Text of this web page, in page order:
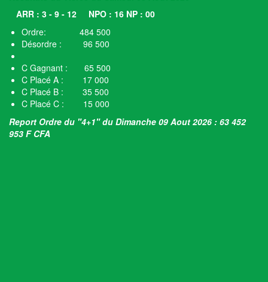
ARR : 3 - 9 - 12 NPO : 16 NP : 00
Ordre: 484 500
Désordre : 96 500
C Gagnant : 65 500
C Placé A : 17 000
C Placé B : 35 500
C Placé C : 15 000
Report Ordre du "4+1" du Dimanche 09 Aout 2026 : 63 452
953 F CFA